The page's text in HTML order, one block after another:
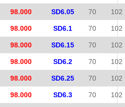
98.000 SD6.05 70 102
98.000 SD6.1 70 102
98.000 SD6.15 70 102
98.000 SD6.2 70 102
98.000 SD6.25 70 102
98.000 SD6.3 70 102